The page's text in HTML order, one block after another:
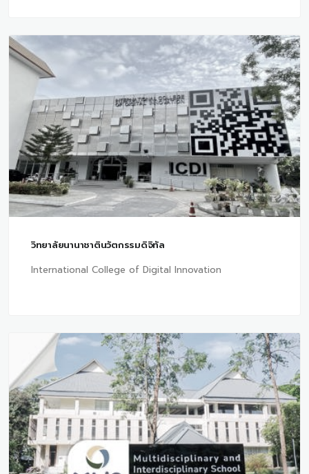
วิทยาลัยนานาชาตินวัตกรรมดิจิทัล
International College of Digital Innovation